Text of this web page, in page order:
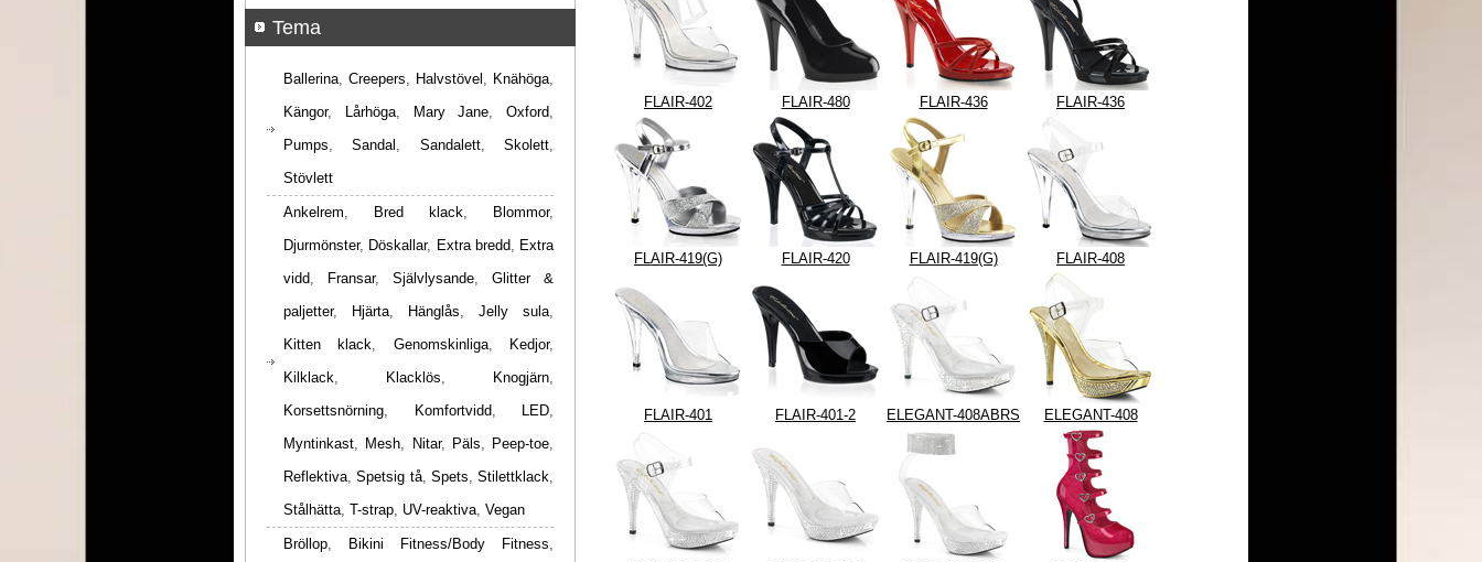
FLAIR-402 FLAIR-480 FLAIR-436 FLAIR-436
FLAIR-419(G) FLAIR-420 FLAIR-419(G) FLAIR-408
FLAIR-401 FLAIR-401-2 ELEGANT-408ABRS ELEGANT-408
Tema
Ballerina, Creepers, Halvstövel , Knähöga,
Kängor, Lårhöga, Mary Jane, Oxford,
Pumps,Sandal , Sandalett,Skolett,
Stövlett
Ankelrem, Bred klack, Blommor,
Djurmönster, Döskallar, Extra bredd, Extra
vidd, Fransar, Självlysande, Glitter &
paljetter, Hjärta, Hänglås, Jelly sula,
Kitten klack, Genomskinliga, Kedjor,
Kilklack, Klacklös, Knogjärn,
Korsettsnörning, Komfortvidd, LED,
Myntinkast, Mesh, Nitar, Päls, Peep-toe,
Reflektiva,Spetsig tå, Spets, Stilettklack,
Stålhätta, T-strap, UV-reaktiva, Vegan
Bröllop, Bikini Fitness/Body Fitness,